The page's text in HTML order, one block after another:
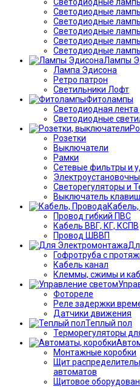
Светодиодные
Светодиодные
Светодиодные
Светодиодные
Светодиодные
Лампы
Лампа Эдисона
Ретро патрон
Светильники Лофт
Фитолампы
Светодиодная лента
Светодиодные
Розетки
Выключатели
Рамки
Сетевые фильтры и
Светорегуляторы и
Выключатель
Провод гибкий ПВС
Кабель ВВГ, КГ, КСПВ
Провод ШВВП
Гофротруба с
Кабель канал
Клеммы, сжимы и
Фотореле
Реле задержки
Датчики движения
Теплый пол
Терморегуляторы
Монтажные коробки
Щит
автоматов
Щитовое